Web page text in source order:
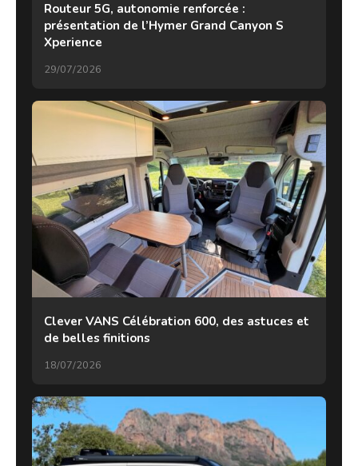
Routeur 5G, autonomie renforcée :
présentation de l’Hymer Grand Canyon S
Xperience
29/07/2026
Clever VANS Célébration 600, des astuces et
de belles finitions
18/07/2026